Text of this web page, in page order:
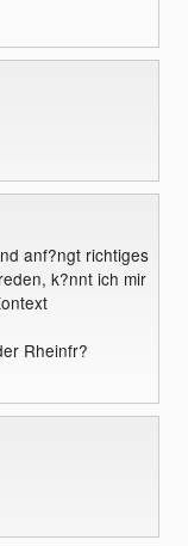
anf?ngt richtiges
k?nnt ich mir
Rheinfr?